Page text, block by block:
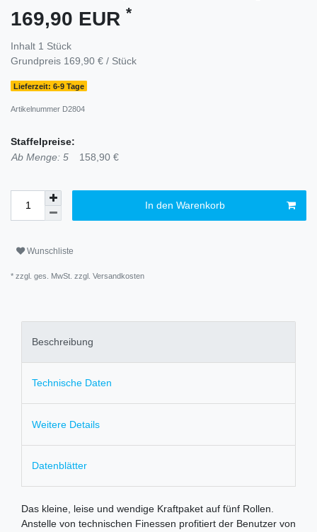
169,90 EUR *
Inhalt 1 Stück
Grundpreis 169,90 € / Stück
Lieferzeit: 6-9 Tage
Artikelnummer D2804
Staffelpreise:
Ab Menge: 5
158,90 €
In den Warenkorb
Wunschliste
* zzgl. ges. MwSt. zzgl. Versandkosten
Beschreibung
Technische Daten
Weitere Details
Datenblätter
Das kleine, leise und wendige Kraftpaket auf fünf Rollen.
Anstelle von technischen Finessen profitiert der Benutzer von